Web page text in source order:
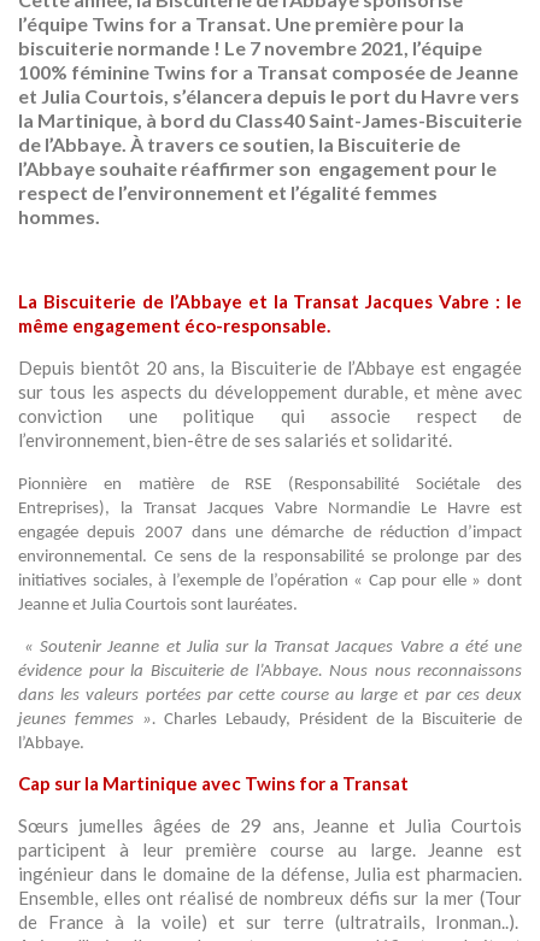
l’équipe Twins for a Transat. Une première pour la
biscuiterie normande ! Le 7 novembre 2021, l’équipe
100% féminine Twins for a Transat composée de Jeanne
et Julia Courtois, s’élancera depuis le port du Havre vers
la Martinique, à bord du Class40 Saint-James-Biscuiterie
de l’Abbaye. À travers ce soutien, la Biscuiterie de
l’Abbaye souhaite réaffirmer son engagement pour le
respect de l’environnement et l’égalité femmes
hommes.
La Biscuiterie de l’Abbaye et la Transat Jacques Vabre : le
même engagement éco-responsable.
Depuis bientôt 20 ans, la Biscuiterie de l’Abbaye est engagée
sur tous les aspects du développement durable, et mène avec
conviction une politique qui associe respect de
l’environnement, bien-être de ses salariés et solidarité.
Pionnière en matière de RSE (Responsabilité Sociétale des
Entreprises), la Transat Jacques Vabre Normandie Le Havre est
engagée depuis 2007 dans une démarche de réduction d’impact
environnemental. Ce sens de la responsabilité se prolonge par des
initiatives sociales, à l’exemple de l’opération « Cap pour elle » dont
Jeanne et Julia Courtois sont lauréates.
« Soutenir Jeanne et Julia sur la Transat Jacques Vabre a été une
évidence pour la Biscuiterie de l’Abbaye. Nous nous reconnaissons
dans les valeurs portées par cette course au large et par ces deux
jeunes femmes ». Charles Lebaudy, Président de la Biscuiterie de
l’Abbaye.
Cap sur la Martinique avec Twins for a Transat
Sœurs jumelles âgées de 29 ans, Jeanne et Julia Courtois
participent à leur première course au large. Jeanne est
ingénieur dans le domaine de la défense, Julia est pharmacien.
Ensemble, elles ont réalisé de nombreux défis sur la mer (Tour
de France à la voile) et sur terre (ultratrails, Ironman..).